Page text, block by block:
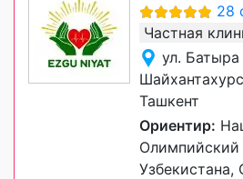
28
Частная
ул.
Ташкент
Ориентир:
Олимпийский